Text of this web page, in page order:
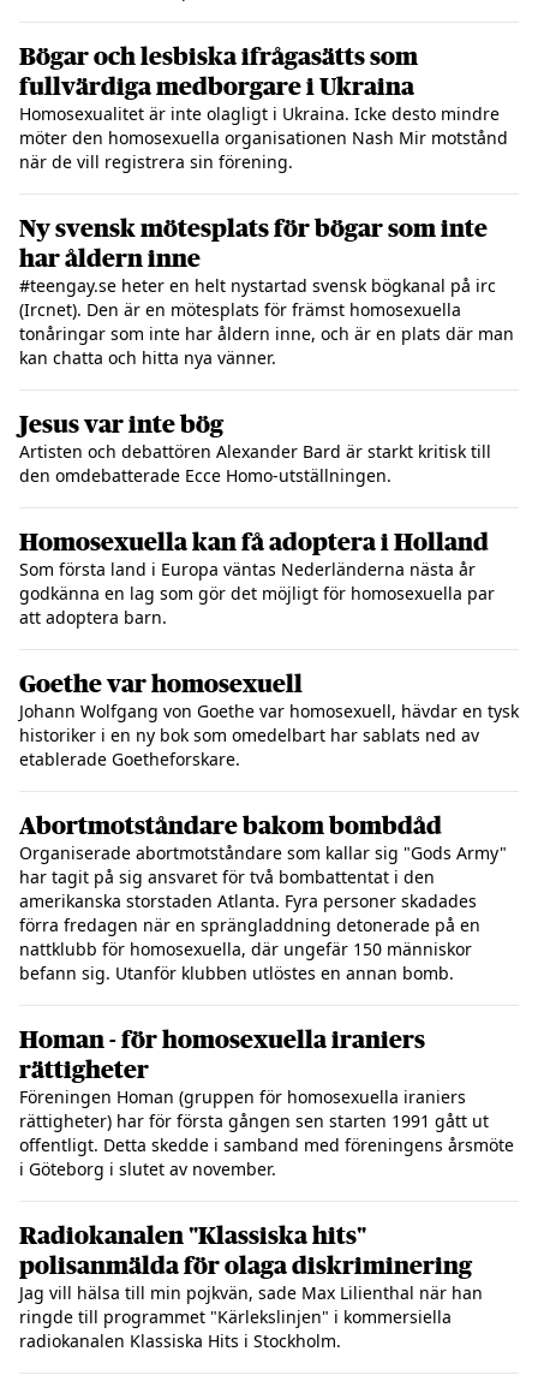
Bögar och lesbiska ifrågasätts som
fullvärdiga medborgare i Ukraina
Homosexualitet är inte olagligt i Ukraina. Icke desto mindre
möter den homosexuella organisationen Nash Mir motstånd
när de vill registrera sin förening.
Ny svensk mötesplats för bögar som inte
har åldern inne
#teengay.se heter en helt nystartad svensk bögkanal på irc
(Ircnet). Den är en mötesplats för främst homosexuella
tonåringar som inte har åldern inne, och är en plats där man
kan chatta och hitta nya vänner.
Jesus var inte bög
Artisten och debattören Alexander Bard är starkt kritisk till
den omdebatterade Ecce Homo-utställningen.
Homosexuella kan få adoptera i Holland
Som första land i Europa väntas Nederländerna nästa år
godkänna en lag som gör det möjligt för homosexuella par
att adoptera barn.
Goethe var homosexuell
Johann Wolfgang von Goethe var homosexuell, hävdar en tysk
historiker i en ny bok som omedelbart har sablats ned av
etablerade Goetheforskare.
Abortmotståndare bakom bombdåd
Organiserade abortmotståndare som kallar sig "Gods Army"
har tagit på sig ansvaret för två bombattentat i den
amerikanska storstaden Atlanta. Fyra personer skadades
förra fredagen när en sprängladdning detonerade på en
nattklubb för homosexuella, där ungefär 150 människor
befann sig. Utanför klubben utlöstes en annan bomb.
Homan - för homosexuella iraniers
rättigheter
Föreningen Homan (gruppen för homosexuella iraniers
rättigheter) har för första gången sen starten 1991 gått ut
offentligt. Detta skedde i samband med föreningens årsmöte
i Göteborg i slutet av november.
Radiokanalen "Klassiska hits"
polisanmälda för olaga diskriminering
Jag vill hälsa till min pojkvän, sade Max Lilienthal när han
ringde till programmet "Kärlekslinjen" i kommersiella
radiokanalen Klassiska Hits i Stockholm.